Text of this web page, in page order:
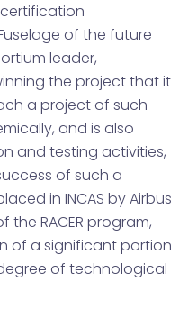
of the future
leader,
the project that it
a project of such
and is also
and testing activities,
of such a
in INCAS by Airbus
RACER program,
of a significant portion
of technological